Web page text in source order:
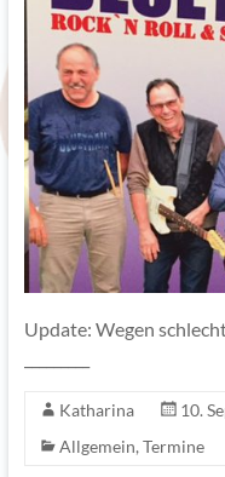
Update: Wegen
Katharina
10.
Allgemein, Termine